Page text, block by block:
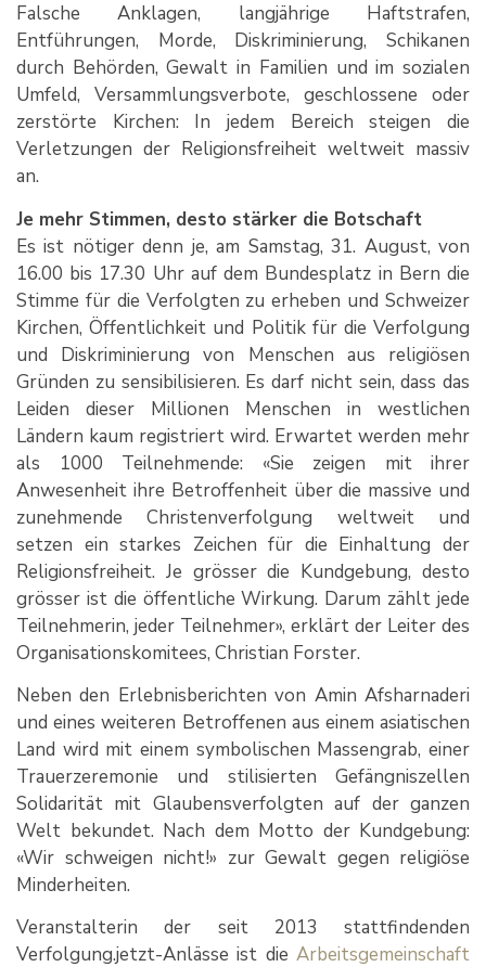
Falsche Anklagen, langjährige Haftstrafen,
Entführungen, Morde, Diskriminierung, Schikanen
durch Behörden, Gewalt in Familien und im sozialen
Umfeld, Versammlungsverbote, geschlossene oder
zerstörte Kirchen: In jedem Bereich steigen die
Verletzungen der Religionsfreiheit weltweit massiv
an.
Je mehr Stimmen, desto stärker die Botschaft
Es ist nötiger denn je, am Samstag, 31. August, von
16.00 bis 17.30 Uhr auf dem Bundesplatz in Bern die
Stimme für die Verfolgten zu erheben und Schweizer
Kirchen, Öffentlichkeit und Politik für die Verfolgung
und Diskriminierung von Menschen aus religiösen
Gründen zu sensibilisieren. Es darf nicht sein, dass das
Leiden dieser Millionen Menschen in westlichen
Ländern kaum registriert wird. Erwartet werden mehr
als 1000 Teilnehmende: «Sie zeigen mit ihrer
Anwesenheit ihre Betroffenheit über die massive und
zunehmende Christenverfolgung weltweit und
setzen ein starkes Zeichen für die Einhaltung der
Religionsfreiheit. Je grösser die Kundgebung, desto
grösser ist die öffentliche Wirkung. Darum zählt jede
Teilnehmerin, jeder Teilnehmer», erklärt der Leiter des
Organisationskomitees, Christian Forster.
Neben den Erlebnisberichten von Amin Afsharnaderi
und eines weiteren Betroffenen aus einem asiatischen
Land wird mit einem symbolischen Massengrab, einer
Trauerzeremonie und stilisierten Gefängniszellen
Solidarität mit Glaubensverfolgten auf der ganzen
Welt bekundet. Nach dem Motto der Kundgebung:
«Wir schweigen nicht!» zur Gewalt gegen religiöse
Minderheiten.
Veranstalterin der seit 2013 stattfindenden
Verfolgung.jetzt-Anlässe ist die Arbeitsgemeinschaft